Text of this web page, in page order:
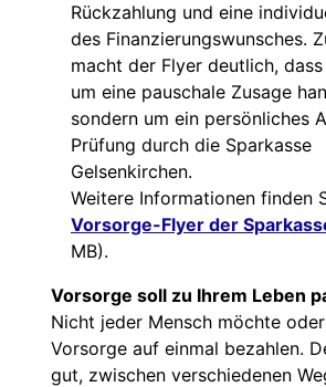
Rückzahlung und eine
des Finanzierungswunsches.
macht der Flyer deutlich,
um eine pauschale Zusage
sondern um ein persönliches
Prüfung durch die Sparkasse
Gelsenkirchen.
Weitere Informationen finden
Vorsorge-Flyer der
MB).
Vorsorge soll zu Ihrem Leben
Nicht jeder Mensch möchte
Vorsorge auf einmal bezahlen.
gut, zwischen verschiedenen